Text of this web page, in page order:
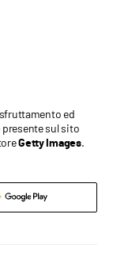
ed
sul sito
Getty Images.